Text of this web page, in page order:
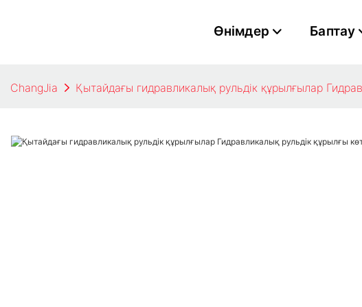
Өнімдер Баптау
ChangJia Қытайдағы гидравликалық рульдік құрылғылар​